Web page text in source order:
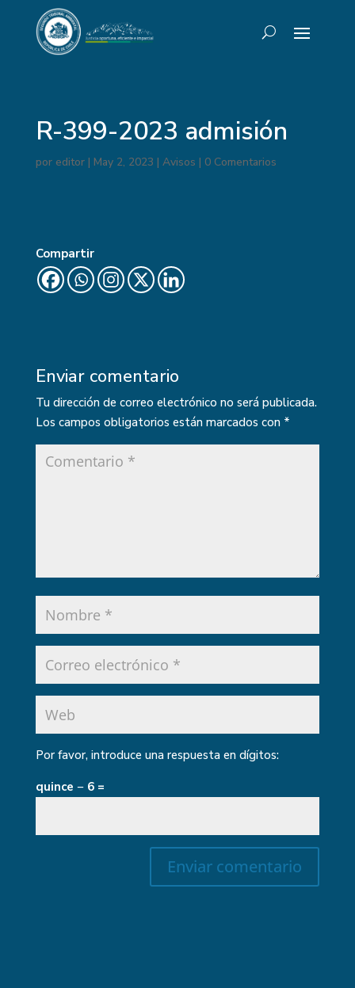
R-399-2023 admisión
por editor| May 2, 2023 | Avisos | 0 Comentarios
Compartir
Enviar comentario
Tu dirección de correo electrónico no será publicada.
Los campos obligatorios están marcados con *
Por favor, introduce una respuesta en dígitos:
quince − 6 =